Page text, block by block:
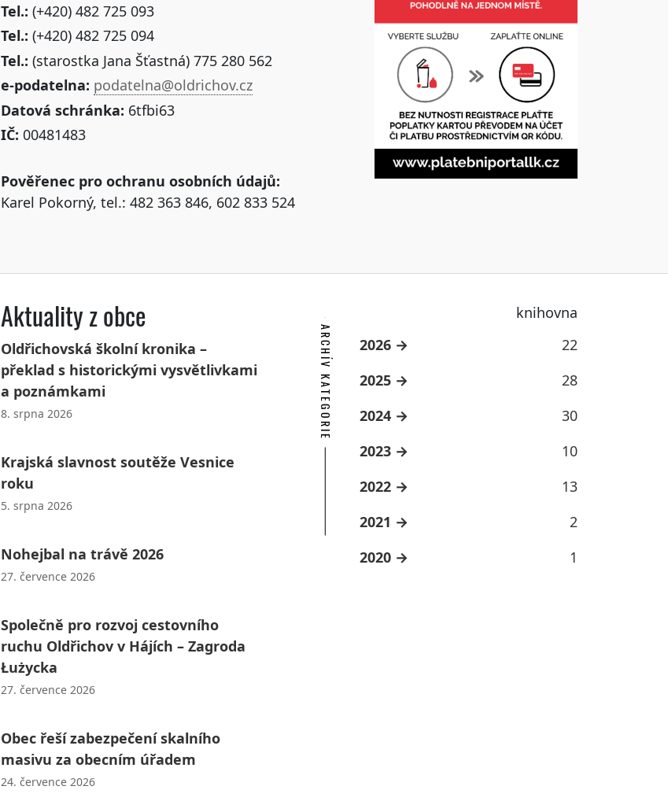
Tel.: (+420) 482 725 093
Tel.: (+420) 482 725 094
Tel.: (starostka Jana Šťastná) 775 280 562
e-podatelna: podatelna@oldrichov.cz
Datová schránka: 6tfbi63
IČ: 00481483
Pověřenec pro ochranu osobních údajů:
Karel Pokorný, tel.: 482 363 846, 602 833 524
Aktuality z obce
Oldřichovská školní kronika –
překlad s historickými vysvětlivkami
a poznámkami
8. srpna 2026
Krajská slavnost soutěže Vesnice
roku
5. srpna 2026
Nohejbal na trávě 2026
27. července 2026
Společně pro rozvoj cestovního
ruchu Oldřichov v Hájích – Zagroda
Łużycka
27. července 2026
Obec řeší zabezpečení skalního
masivu za obecním úřadem
24. července 2026
knihovna
ARCHÍV KATEGORIE 2026
22
2025
28
2024
30
2023
10
2022
13
2021
2
2020
1